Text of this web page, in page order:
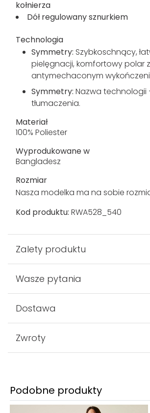
Odporny na mechacenie Polar
wykonany w 70% z poliestru/30% z
Jednostronnie szczotkowany,
odporny na mechacenie
2 dolne kieszenie na zamek
Elastyczne wykończenie
kołnierza
Dół regulowany sznurkiem
Technologia
Symmetry:
pielęgnacji, komfortowy polar z
antymechaconym
Symmetry:
tłumaczenia.
Materiał
100% Poliester
Wyprodukowane w
Bangladesz
Rozmiar
Nasza modelka ma na sobie
Zalety produktu
Dostawa